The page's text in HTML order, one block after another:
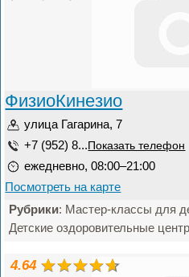
ФизиоКинезио
улица Гагарина, 7
+7 (952) 8... Показать телефон
ежедневно, 08:00–21:00
Посмотреть на карте
Рубрики: Мастер-классы для
Детские оздоровительные
4.64